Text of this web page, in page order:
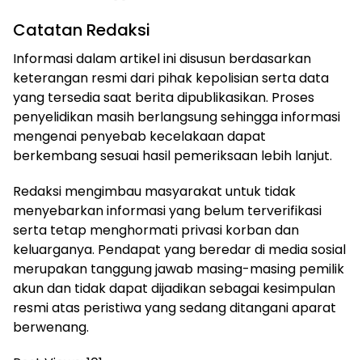
Catatan Redaksi
Informasi dalam artikel ini disusun berdasarkan
keterangan resmi dari pihak kepolisian serta data
yang tersedia saat berita dipublikasikan. Proses
penyelidikan masih berlangsung sehingga informasi
mengenai penyebab kecelakaan dapat
berkembang sesuai hasil pemeriksaan lebih lanjut.
Redaksi mengimbau masyarakat untuk tidak
menyebarkan informasi yang belum terverifikasi
serta tetap menghormati privasi korban dan
keluarganya. Pendapat yang beredar di media sosial
merupakan tanggung jawab masing-masing pemilik
akun dan tidak dapat dijadikan sebagai kesimpulan
resmi atas peristiwa yang sedang ditangani aparat
berwenang.